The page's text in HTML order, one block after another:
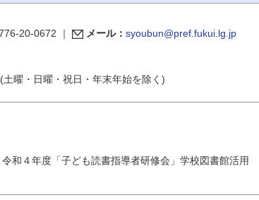
20-0672 ｜ メール： syoubun@pref.fukui.lg.jp
曜・日曜・祝日・年末年始を除く)
令和４年度「子ども読書指導者研修会」学校図書館活用